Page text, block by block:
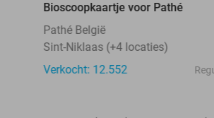
Bioscoopkaartje voor Pathé
Pathé België
Sint-Niklaas (+4 locaties)
Verkocht: 12.552